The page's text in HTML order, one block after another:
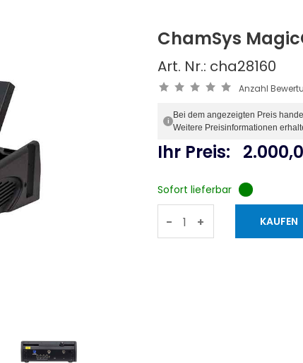
ChamSys
Art. Nr.: cha28160
Anzahl
i
Bei dem angezeigten Preis
Weitere Preisinformationen
Ihr Preis:
Sofort lieferbar
- +